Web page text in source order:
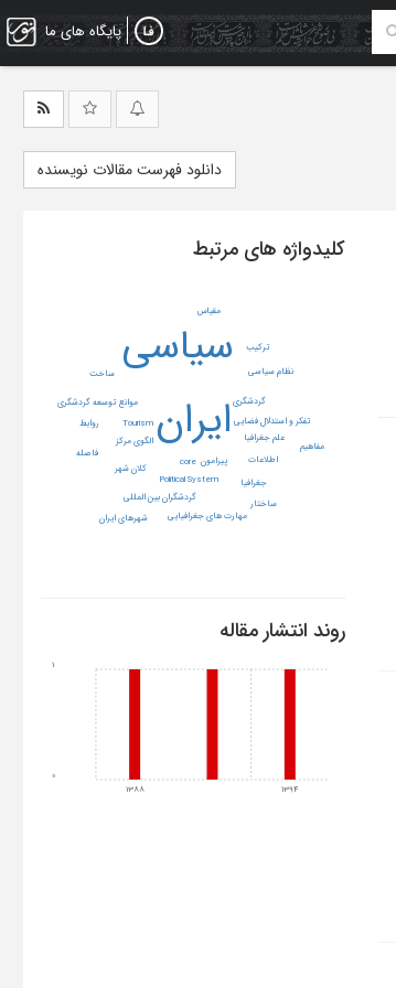
پایگاه های ما
دانلود فهرست مقالات نویسنده
کلیدواژه های مرتبط
ایران
سیاسی
core
Political System
الگوی مرکز
پیرامون
تفکر و استدلال فضایی
علم جغرافیا
گردشگران بين المللي
گردشگری
مهارت های جغرافیایی
موانع توسعه گردشگری
نظام سیاسی
کلان شهر
Tourism
اطلاعات
ترکیب
جغرافیا
رواﺑﻂ
ساخت
ساختار
شهرهای ایران
فاصله
مفاهیم
مقیاس
روند انتشار مقاله
1388 1394
0
1